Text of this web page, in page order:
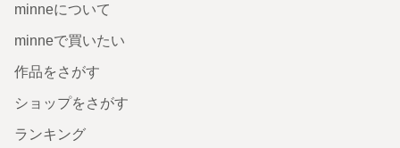
minneについて
minneで買いたい
作品をさがす
ショップをさがす
ランキング